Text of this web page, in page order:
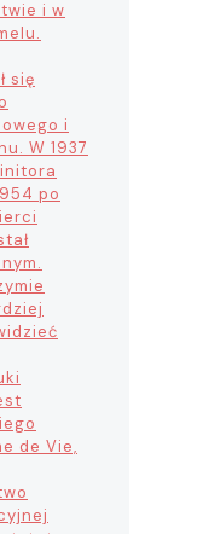
i w
się
i
W 1937
po
de Vie,